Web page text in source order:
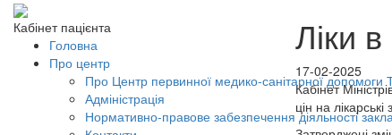
Кабінет пацієнта
Головна
Про центр
Про Центр первинної медико-санітарної допомоги
Адміністрація
Нормативно-правове забезпечення діяльності
Ліки
17-02-2025
Кабінет
цін на